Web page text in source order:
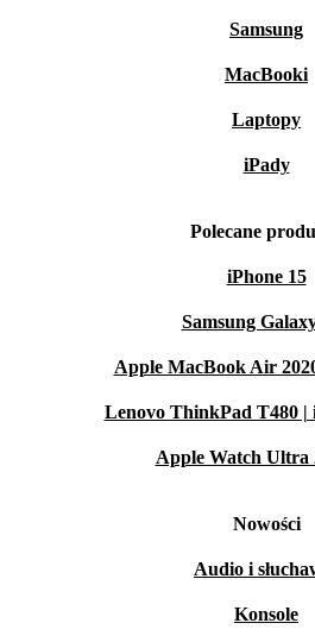
Samsung
MacBooki
Laptopy
iPady
Polecane
iPhone 15
Samsung
Apple MacBook Air
Lenovo ThinkPad T480 |
Apple Watch Ultra
Nowości
Audio i
Konsole